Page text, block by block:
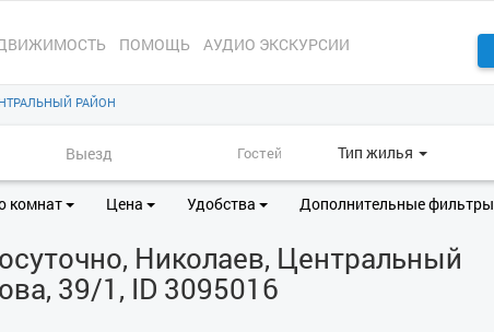
ПОМОЩЬ АУДИО ЭКСКУРСИИ
РАЙОН
Тип жилья
комнат Цена Удобства Дополнительные фильтры
Николаев, Центральный
39/1, ID 3095016